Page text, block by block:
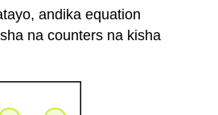
andika equation
na counters na kisha